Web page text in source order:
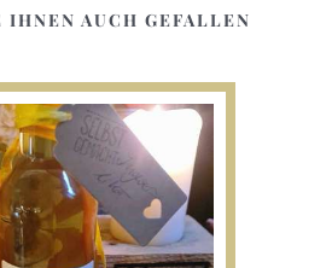
IHNEN AUCH GEFALLEN